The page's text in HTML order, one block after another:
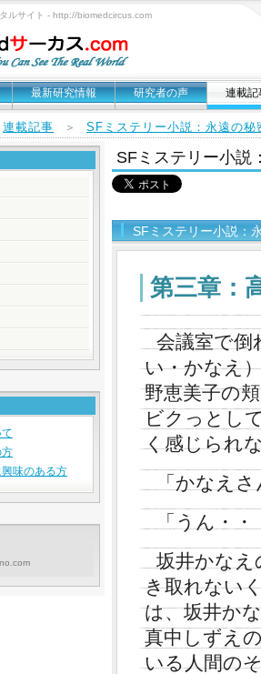
ルサイト - http://biomedcircus.com
最新研究情報 研究者の声 連載記
連載記事 ＞ SFミステリー小説：永遠の秘
SFミステリー小説
SFミステリー小説：
第三章：
会議室で倒
い・かなえ
野恵美子の
ビクっとし
く感じられ
「かなえ
「うん・
坂井かなえ
き取れない
は、坂井か
真中しずえ
いる人間の
味のある方